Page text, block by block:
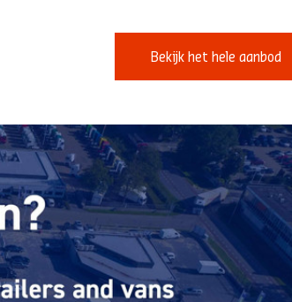
Bekijk het hele aanbod